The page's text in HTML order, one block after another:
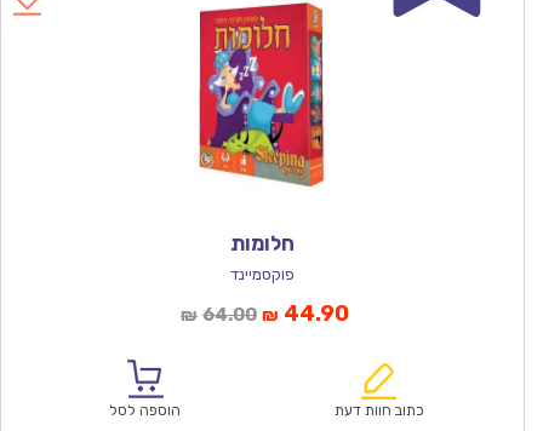
חלומות
פוקסמיינד
₪ 64.00המחיר
₪64.00.
₪ 44.90המחיר
הוא:
כתוב חוות דעת הוספה לסל